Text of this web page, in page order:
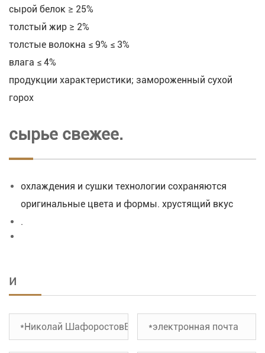
сырой белок ≥ 25%
толстый жир ≥ 2%
толстые волокна ≤ 9% ≤ 3%
влага ≤ 4%
продукции характеристики; замороженный сухой
горох
сырье свежее.
охлаждения и сушки технологии сохраняются
оригинальные цвета и формы. хрустящий вкус
.
и